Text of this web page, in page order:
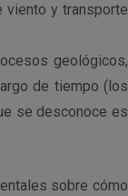
viento y transporte
geológicos,
de tiempo (los
se desconoce es
sobre cómo